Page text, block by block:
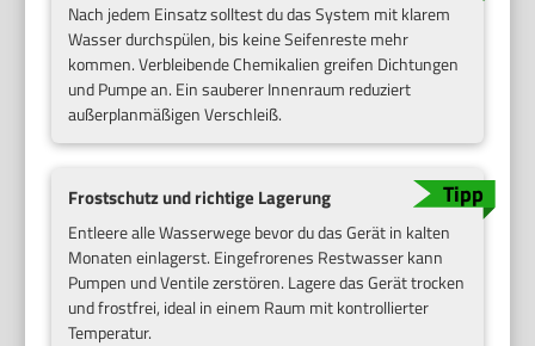
Nach jedem Einsatz solltest du das System mit klarem
Wasser durchspülen, bis keine Seifenreste mehr
kommen. Verbleibende Chemikalien greifen Dichtungen
und Pumpe an. Ein sauberer Innenraum reduziert
außerplanmäßigen Verschleiß.
Frostschutz und richtige Lagerung
Entleere alle Wasserwege bevor du das Gerät in kalten
Monaten einlagerst. Eingefrorenes Restwasser kann
Pumpen und Ventile zerstören. Lagere das Gerät trocken
und frostfrei, ideal in einem Raum mit kontrollierter
Temperatur.